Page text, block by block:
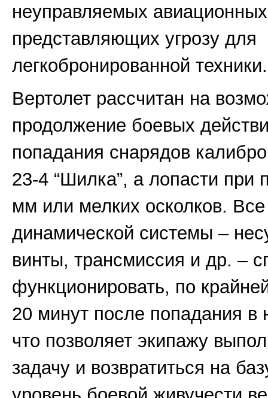
неуправляемых авиационных
представляющих угрозу для
легкобронированной техники.
Вертолет рассчитан на
продолжение боевых
попадания снарядов
23-4 “Шилка”, а лопасти при
мм или мелких осколков.
динамической системы –
винты, трансмиссия и др. –
функционировать, по
20 минут после попадания в
что позволяет экипажу
задачу и возвратиться на